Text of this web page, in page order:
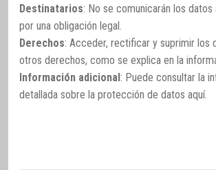
Destinatarios: No se comunicarán los
por una obligación legal.
Derechos: Acceder, rectificar y suprimir los
otros derechos, como se explica en la
Información adicional : Puede consultar la
detallada sobre la protección de datos aquí.